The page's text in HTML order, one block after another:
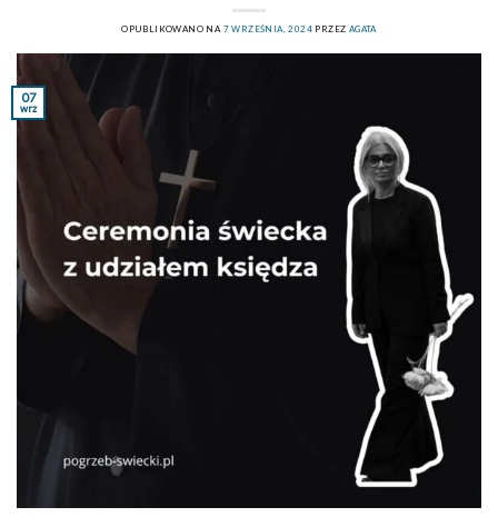
OPUBLIKOWANO NA 7 WRZEŚNIA, 2024 PRZEZ AGATA
07
wrz